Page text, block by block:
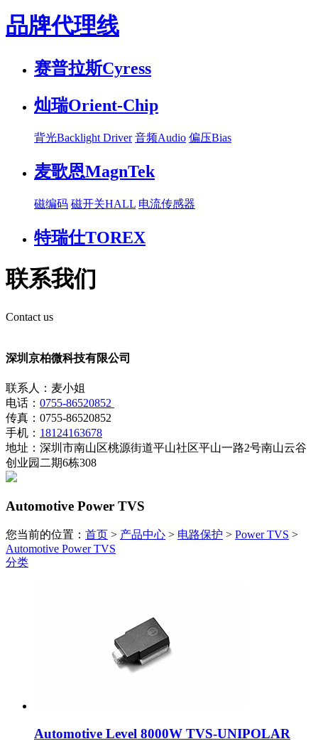
品牌代理线
赛普拉斯Cyress
灿瑞Orient-Chip
背光Backlight Driver 音频Audio 偏压Bias
麦歌恩MagnTek
磁编码 磁开关HALL 电流传感器
特瑞仕TOREX
联系我们
Contact us
深圳京柏微科技有限公司
联系人：麦小姐
电话： 0755-86520852
传真：0755-86520852
手机： 18124163678
地址：深圳市南山区桃源街道平山社区平山一路2号南山云谷
创业园二期6栋308
Automotive Power TVS
您当前的位置： 首页 > 产品中心 > 电路保护 > Power TVS >
Automotive Power TVS
分类
Automotive Level 8000W TVS-UNIPOLAR